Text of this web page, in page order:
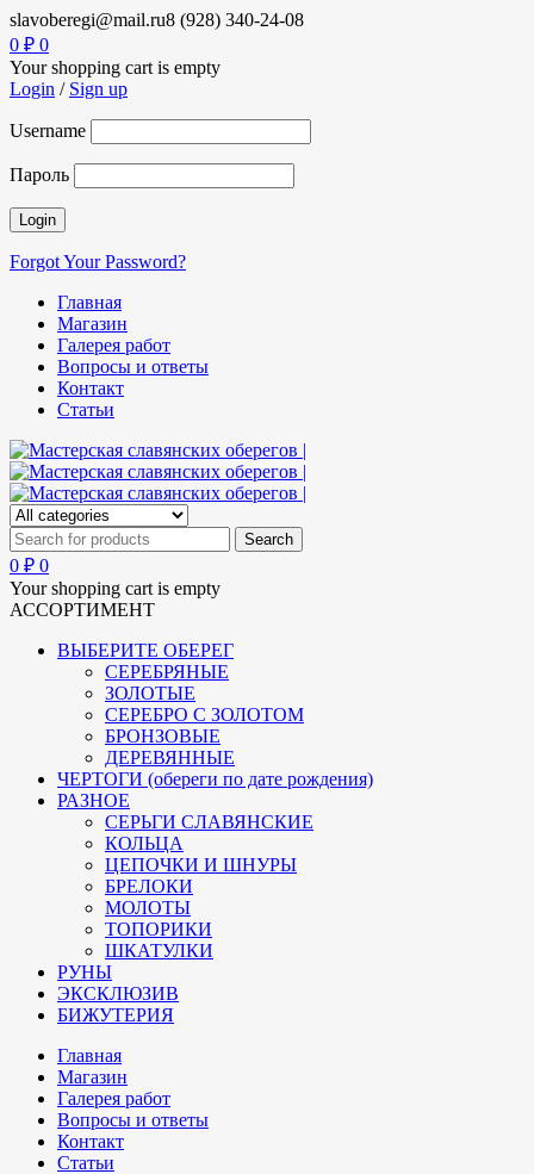
slavoberegi@mail.ru8 (928) 340-24-08
0 ₽ 0
Your shopping cart is empty
Login / Sign up
Username
Пароль
Forgot Your Password?
Главная
Магазин
Галерея работ
Вопросы и ответы
Контакт
Статьи
0 ₽ 0
Your shopping cart is empty
АССОРТИМЕНТ
ВЫБЕРИТЕ ОБЕРЕГ
СЕРЕБРЯНЫЕ
ЗОЛОТЫЕ
СЕРЕБРО С ЗОЛОТОМ
БРОНЗОВЫЕ
ДЕРЕВЯННЫЕ
ЧЕРТОГИ (обереги по дате рождения)
РАЗНОЕ
СЕРЬГИ СЛАВЯНСКИЕ
КОЛЬЦА
ЦЕПОЧКИ И ШНУРЫ
БРЕЛОКИ
МОЛОТЫ
ТОПОРИКИ
ШКАТУЛКИ
РУНЫ
ЭКСКЛЮЗИВ
БИЖУТЕРИЯ
Главная
Магазин
Галерея работ
Вопросы и ответы
Контакт
Статьи